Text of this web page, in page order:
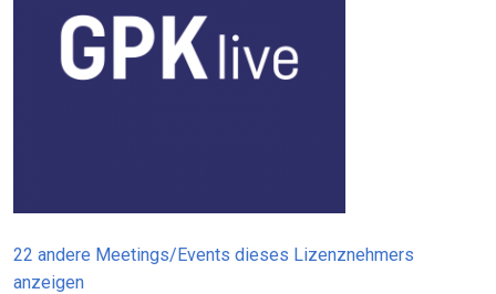
22 andere Meetings/Events dieses Lizenznehmers
anzeigen